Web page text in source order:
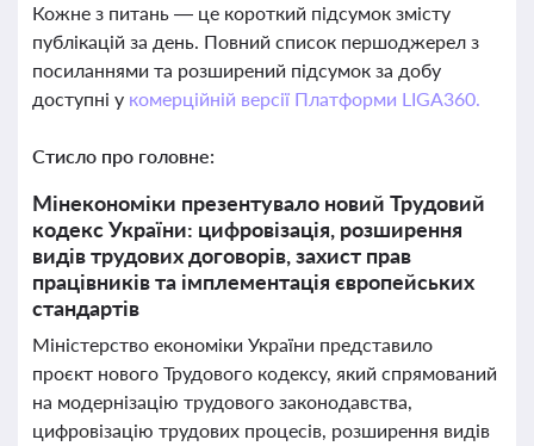
Кожне з питань — це короткий підсумок змісту
публікацій за день. Повний список першоджерел з
посиланнями та розширений підсумок за добу
доступні у комерційній версії Платформи LIGA360.
Стисло про головне:
Мінекономіки презентувало новий Трудовий
кодекс України: цифровізація, розширення
видів трудових договорів, захист прав
працівників та імплементація європейських
стандартів
Міністерство економіки України представило
проєкт нового Трудового кодексу, який спрямований
на модернізацію трудового законодавства,
цифровізацію трудових процесів, розширення видів